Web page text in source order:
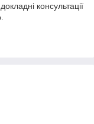
консультації